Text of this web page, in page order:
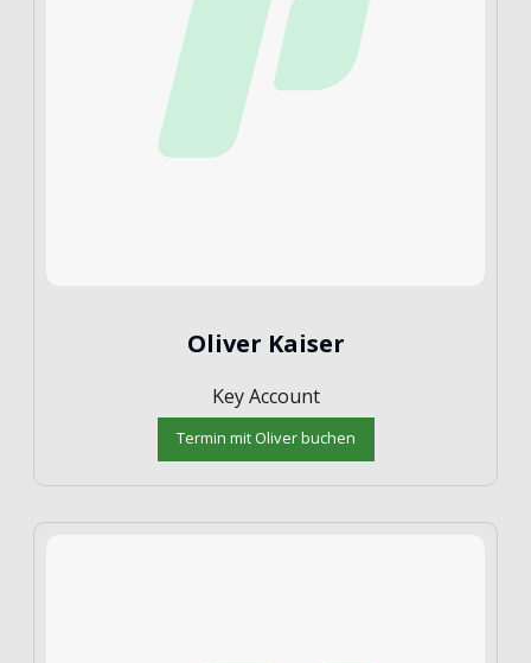
Oliver Kaiser
Key Account
Termin mit Oliver buchen